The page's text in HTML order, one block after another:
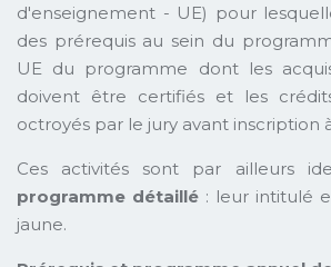
d'enseignement - UE) pour
des prérequis au sein du
UE du programme dont les
doivent être certifiés et les
octroyés par le jury avant inscription
Ces activités sont par ailleurs
programme détaillé : leur intitulé
jaune.